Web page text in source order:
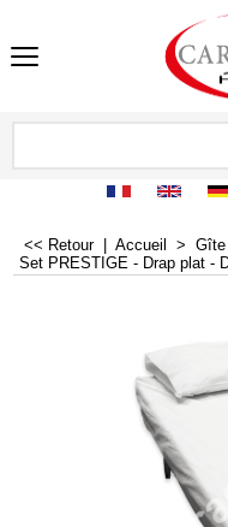
<< Retour Accueil > Gîte
Set PRESTIGE - Drap plat -